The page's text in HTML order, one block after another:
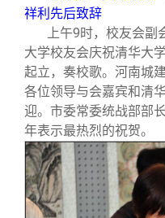
祥利先后致辞
上午9时，校友会副
大学校友会庆祝清华大
起立，奏校歌。河南城
各位领导与会嘉宾和清
迎。市委常委统战部部
年表示最热烈的祝贺。